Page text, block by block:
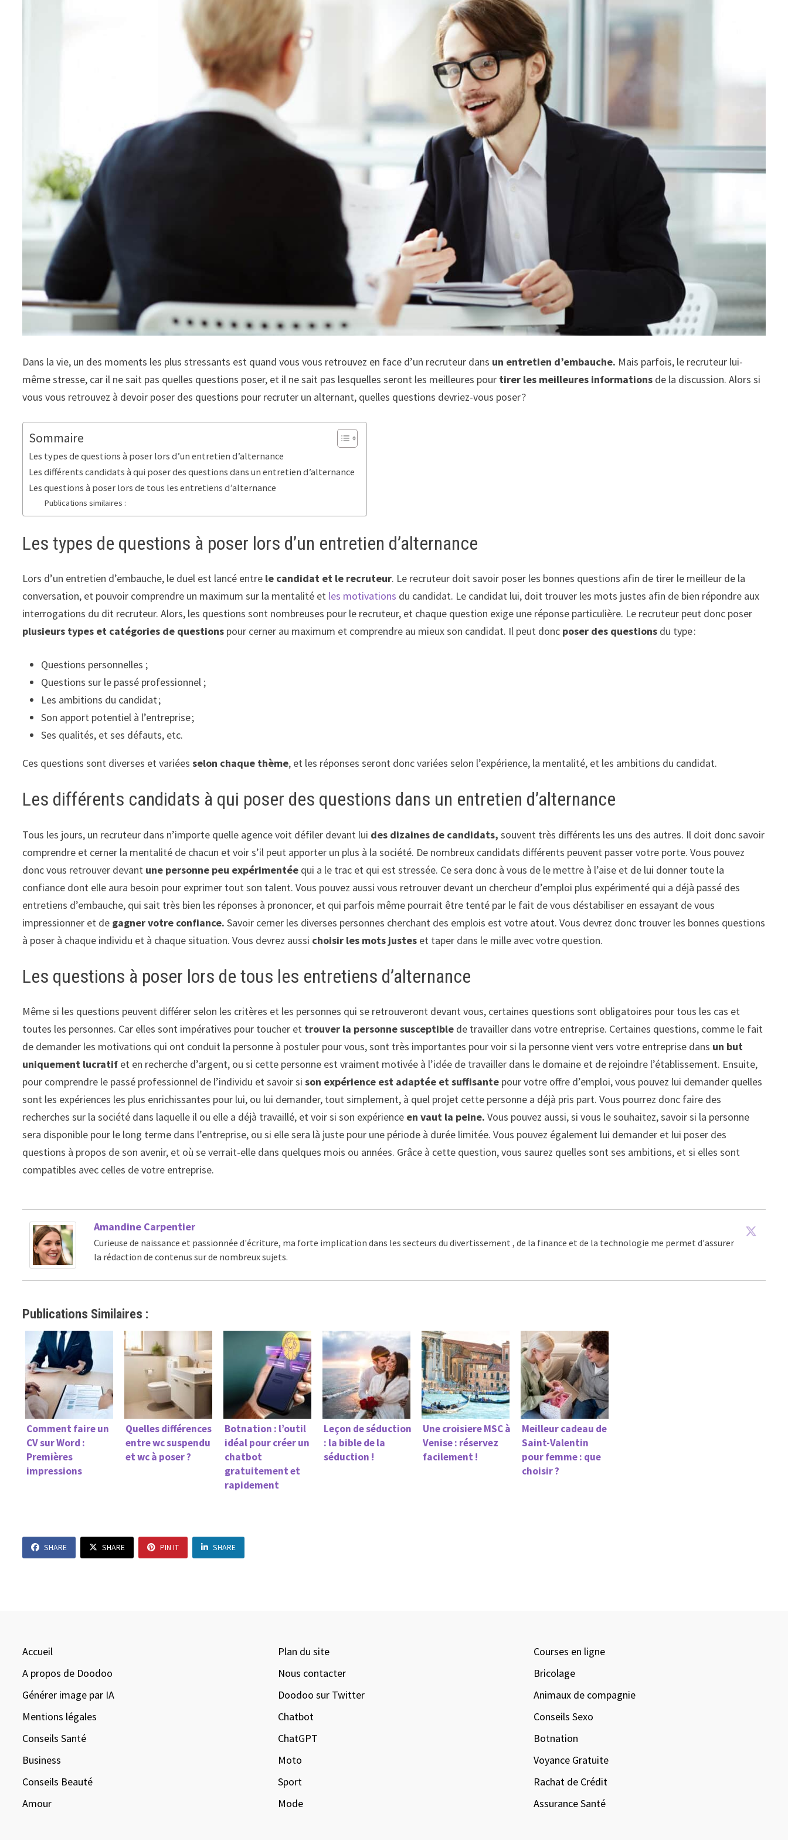
Dans la vie, un des moments les plus stressants est quand vous vous retrouvez en face d’un recruteur dans un entretien d’embauche. Mais parfois, le recruteur lui-
même stresse, car il ne sait pas quelles questions poser, et il ne sait pas lesquelles seront les meilleures pour tirer les meilleures informations de la discussion. Alors si
vous vous retrouvez à devoir poser des questions pour recruter un alternant, quelles questions devriez-vous poser ?
Sommaire
Les types de questions à poser lors d’un entretien d’alternance
Les différents candidats à qui poser des questions dans un entretien d’alternance
Les questions à poser lors de tous les entretiens d’alternance
Publications similaires :
Les types de questions à poser lors d’un entretien d’alternance
Lors d’un entretien d’embauche, le duel est lancé entre le candidat et le recruteur. Le recruteur doit savoir poser les bonnes questions afin de tirer le meilleur de la
conversation, et pouvoir comprendre un maximum sur la mentalité et les motivations du candidat. Le candidat lui, doit trouver les mots justes afin de bien répondre aux
interrogations du dit recruteur. Alors, les questions sont nombreuses pour le recruteur, et chaque question exige une réponse particulière. Le recruteur peut donc poser
plusieurs types et catégories de questions pour cerner au maximum et comprendre au mieux son candidat. Il peut donc poser des questions du type :
Questions personnelles ;
Questions sur le passé professionnel ;
Les ambitions du candidat ;
Son apport potentiel à l’entreprise ;
Ses qualités, et ses défauts, etc.
Ces questions sont diverses et variéesselon chaque thème, et les réponses seront donc variées selon l’expérience, la mentalité, et les ambitions du candidat.
Les différents candidats à qui poser des questions dans un entretien d’alternance
Tous les jours, un recruteur dans n’importe quelle agence voit défiler devant lui des dizaines de candidats,souvent très différents les uns des autres. Il doit donc savoir
comprendre et cerner la mentalité de chacun et voir s’il peut apporter un plus à la société. De nombreux candidats différents peuvent passer votre porte. Vous pouvez
donc vous retrouver devant une personne peu expérimentée qui a le trac et qui est stressée. Ce sera donc à vous de le mettre à l’aise et de lui donner toute la
confiance dont elle aura besoin pour exprimer tout son talent. Vous pouvez aussi vous retrouver devant un chercheur d’emploi plus expérimenté qui a déjà passé des
entretiens d’embauche, qui sait très bien les réponses à prononcer, et qui parfois même pourrait être tenté par le fait de vous déstabiliser en essayant de vous
impressionner et de gagner votre confiance.Savoir cerner les diverses personnes cherchant des emplois est votre atout. Vous devrez donc trouver les bonnes questions
à poser à chaque individu et à chaque situation. Vous devrez aussi choisir les mots justes et taper dans le mille avec votre question.
Les questions à poser lors de tous les entretiens d’alternance
Même si les questions peuvent différer selon les critères et les personnes qui se retrouveront devant vous, certaines questions sont obligatoires pour tous les cas et
toutes les personnes. Car elles sont impératives pour toucher et trouver la personne susceptible de travailler dans votre entreprise. Certaines questions, comme le fait
de demander les motivations qui ont conduit la personne à postuler pour vous, sont très importantes pour voir si la personne vient vers votre entreprise dans un but
uniquement lucratif et en recherche d’argent, ou si cette personne est vraiment motivée à l’idée de travailler dans le domaine et de rejoindre l’établissement. Ensuite,
pour comprendre le passé professionnel de l’individu et savoir si son expérience est adaptée et suffisante pour votre offre d’emploi, vous pouvez lui demander quelles
sont les expériences les plus enrichissantes pour lui, ou lui demander, tout simplement, à quel projet cette personne a déjà pris part. Vous pourrez donc faire des
recherches sur la société dans laquelle il ou elle a déjà travaillé, et voir si son expérience en vaut la peine.Vous pouvez aussi, si vous le souhaitez, savoir si la personne
sera disponible pour le long terme dans l’entreprise, ou si elle sera là juste pour une période à durée limitée. Vous pouvez également lui demander et lui poser des
questions à propos de son avenir, et où se verrait-elle dans quelques mois ou années. Grâce à cette question, vous saurez quelles sont ses ambitions, et si elles sont
compatibles avec celles de votre entreprise.
Amandine Carpentier
Curieuse de naissance et passionnée d'écriture, ma forte implication dans les secteurs du divertissement , de la finance et de la technologie me permet d'assurer
la rédaction de contenus sur de nombreux sujets.
Publications Similaires :
Comment faire un
CV sur Word :
Premières
impressions
Quelles différences
entre wc suspendu
et wc à poser ?
Botnation : l’outil
idéal pour créer un
chatbot
gratuitement et
rapidement
Leçon de séduction
: la bible de la
séduction !
Une croisiere MSC à
Venise : réservez
facilement !
Meilleur cadeau de
Saint-Valentin
pour femme : que
choisir ?
SHARE SHARE PIN IT SHARE
Accueil
A propos de Doodoo
Générer image par IA
Mentions légales
Conseils Santé
Business
Conseils Beauté
Amour
Plan du site
Nous contacter
Doodoo sur Twitter
Chatbot
ChatGPT
Moto
Sport
Mode
Courses en ligne
Bricolage
Animaux de compagnie
Conseils Sexo
Botnation
Voyance Gratuite
Rachat de Crédit
Assurance Santé